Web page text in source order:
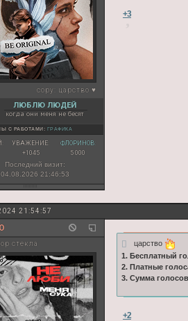
copy: царство ♥
ЛЮБЛЮ ЛЮДЕЙ
когда они меня не бесят
С РАБОТАМИ: ГРАФИКА
УВАЖЕНИЕ:
+1045
ФЛОРИНОВ:
5 000
Последний визит:
04.08.2026 21:46:53
+3
21:54:57
стекла
царство
1. Бесплатный
2. Платные
3. Сумма
+2